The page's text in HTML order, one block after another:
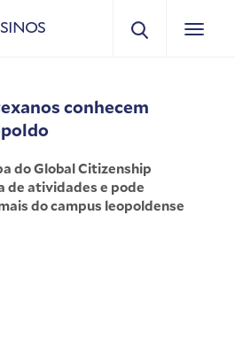
conhecem
do Global Citizenship
de atividades e pode
do campus leopoldense